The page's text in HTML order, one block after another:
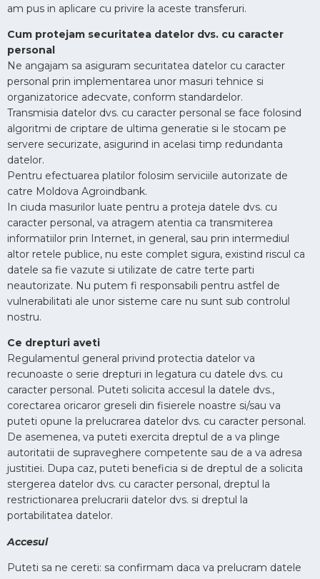
am pus in aplicare cu privire la aceste transferuri.
Cum protejam securitatea datelor dvs. cu caracter
personal
Ne angajam sa asiguram securitatea datelor cu caracter
personal prin implementarea unor masuri tehnice si
organizatorice adecvate, conform standardelor.
Transmisia datelor dvs. cu caracter personal se face folosind
algoritmi de criptare de ultima generatie si le stocam pe
servere securizate, asigurind in acelasi timp redundanta
datelor.
Pentru efectuarea platilor folosim serviciile autorizate de
catre Moldova Agroindbank.
In ciuda masurilor luate pentru a proteja datele dvs. cu
caracter personal, va atragem atentia ca transmiterea
informatiilor prin Internet, in general, sau prin intermediul
altor retele publice, nu este complet sigura, existind riscul ca
datele sa fie vazute si utilizate de catre terte parti
neautorizate. Nu putem fi responsabili pentru astfel de
vulnerabilitati ale unor sisteme care nu sunt sub controlul
nostru.
Ce drepturi aveti
Regulamentul general privind protectia datelor va
recunoaste o serie drepturi in legatura cu datele dvs. cu
caracter personal. Puteti solicita accesul la datele dvs.,
corectarea oricaror greseli din fisierele noastre si/sau va
puteti opune la prelucrarea datelor dvs. cu caracter personal.
De asemenea, va puteti exercita dreptul de a va plinge
autoritatii de supraveghere competente sau de a va adresa
justitiei. Dupa caz, puteti beneficia si de dreptul de a solicita
stergerea datelor dvs. cu caracter personal, dreptul la
restrictionarea prelucrarii datelor dvs. si dreptul la
portabilitatea datelor.
Accesul
Puteti sa ne cereti: sa confirmam daca va prelucram datele